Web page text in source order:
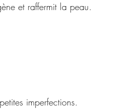
et raffermit la peau.
imperfections.